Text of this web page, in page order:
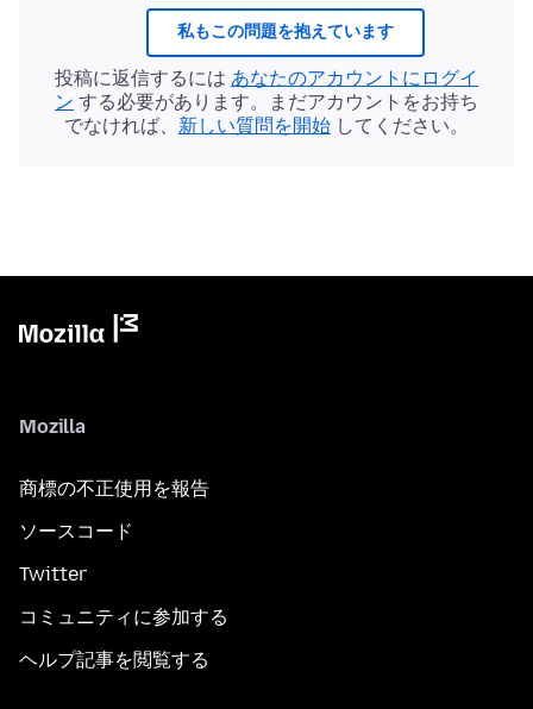
私もこの問題を抱えています
投稿に返信するには あなたのアカウントにログイ
ン する必要があります。まだアカウントをお持ち
でなければ、 新しい質問を開始 してください。
Mozilla
商標の不正使用を報告
ソースコード
Twitter
コミュニティに参加する
ヘルプ記事を閲覧する